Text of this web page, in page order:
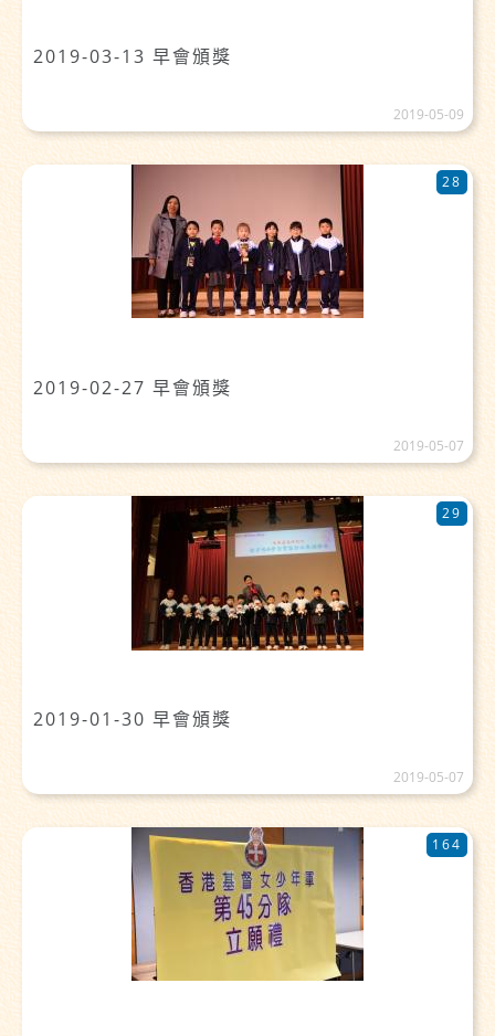
2019-03-13 早會頒獎
2019-05-09
2019-02-27 早會頒獎
28
2019-05-07
2019-01-30 早會頒獎
29
2019-05-07
164